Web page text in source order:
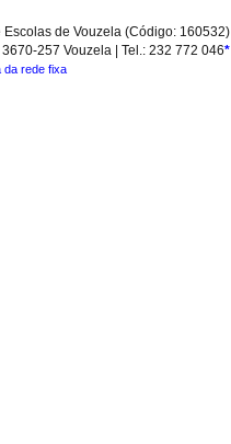
de Vouzela (Código: 160532)
257 Vouzela | Tel.: 232 772 046*
da rede fixa